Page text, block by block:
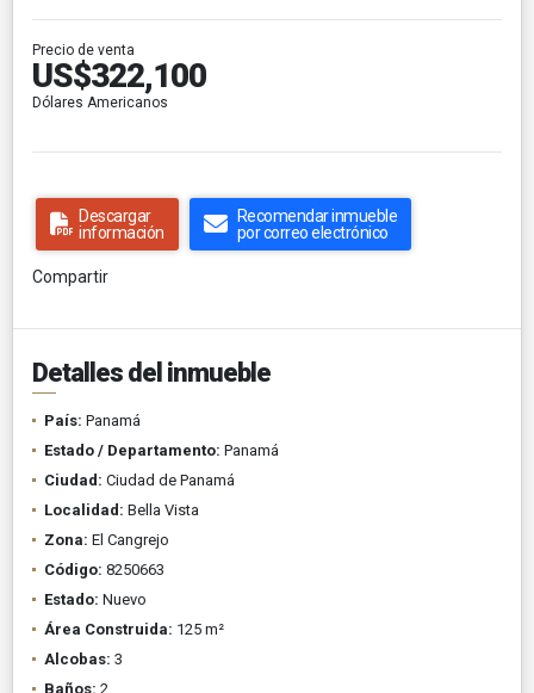
Precio de venta
US$322,100
Dólares Americanos
Descargar
información
Recomendar inmueble
por correo electrónico
Compartir
Detalles del inmueble
País: Panamá
Estado / Departamento: Panamá
Ciudad: Ciudad de Panamá
Localidad: Bella Vista
Zona: El Cangrejo
Código: 8250663
Estado: Nuevo
Área Construida: 125 m²
Alcobas: 3
Baños: 2